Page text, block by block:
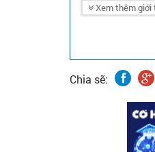
công nội thất
Xem thêm giới
Chia sẽ: